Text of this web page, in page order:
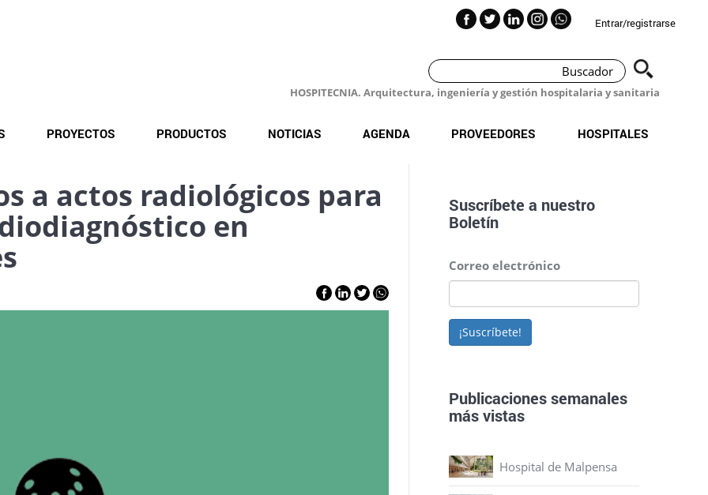
Entrar/registrarse
HOSPITECNIA. Arquitectura, ingeniería y gestión hospitalaria y sanitaria
PROYECTOS PRODUCTOS NOTICIAS AGENDA PROVEEDORES HOSPITALES
a actos radiológicos para
en
Suscríbete a nuestro
Boletín
Correo electrónico
¡Suscríbete!
Publicaciones semanales
más vistas
Hospital de Malpensa